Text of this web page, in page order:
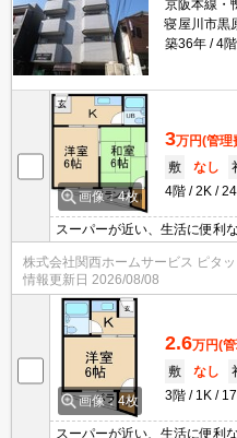
京阪本線・
寝屋川市黒
築36年
4
画像：4枚
3万円(管理
敷
なし
4階
2K
スーパーが近い、生活に便利
株式会社関西ホームサービス ピタ
情報更新日 2026/08/08
画像：4枚
2.6万円(
敷
なし
3階
1K
スーパーが近い、生活に便利